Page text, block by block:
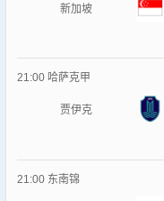
新加坡
21:00 哈萨克甲
贾伊克
21:00 东南锦